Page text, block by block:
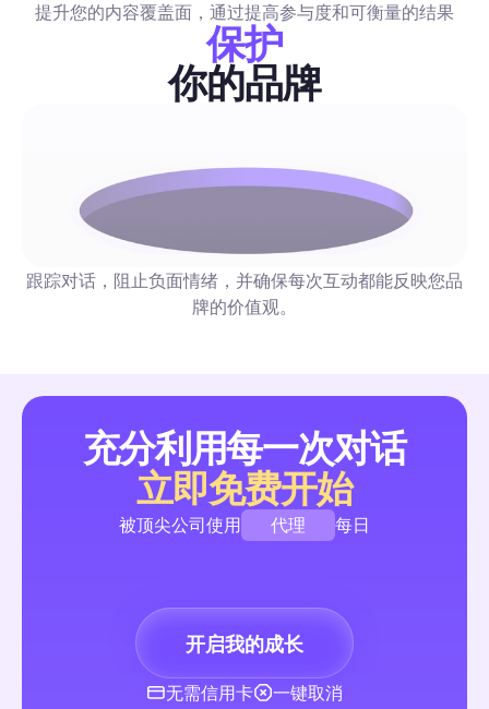
扩展和自动化Reels，同时保持真实性。内容包括模版、制作清
化/管理流程样例、可重复的发布节奏，以及将Reels与潜在客户
提升粉丝数量与互动
适合周五发布Instagram帖子的最佳时间：2026年英国
助力市场营销人员提升参与度
这是一个面向英国社交团队的数据驱动的逐小时周五计划，结合
动态和Stories发布时机与行业节奏以及现成的自动化流程。了
2026全指南：快速高参与度短视频工作流程的专业方案
对顶级专业编辑器进行并排比较，评估其短视频社交功能——导
提升粉丝数量与互动
提升您的内容覆盖面，通过提高参与度和可衡量的结果
保护
你的品牌
跟踪对话，阻止负面情绪，并确保每次互动都能反映您品
牌的价值观。
充分利用每一次对话
立即免费开始
被顶尖公司使用
代理
创作者
代理 每日
开启我的成长
无需信用卡
一键取消